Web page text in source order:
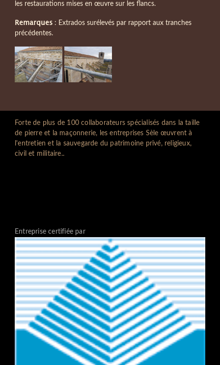
les restaurations mises en œuvre sur les flancs.
Remarques : Extrados surélevés par rapport aux tranches
précédentes.
Forte de plus de 100 collaborateurs spécialisés dans la taille
de pierre et la maçonnerie, les entreprises Sèle œuvrent à
l'entretien et la sauvegarde du patrimoine privé, religieux,
civil et militaire..
Entreprise certifiée par